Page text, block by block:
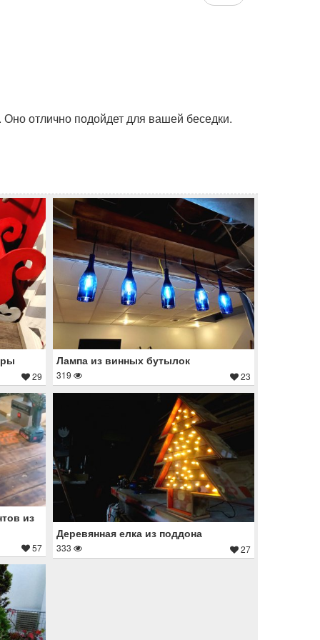
отлично подойдет для вашей беседки.
29
Лампа из винных бутылок
319 23
из
57
Деревянная елка из поддона
333 27